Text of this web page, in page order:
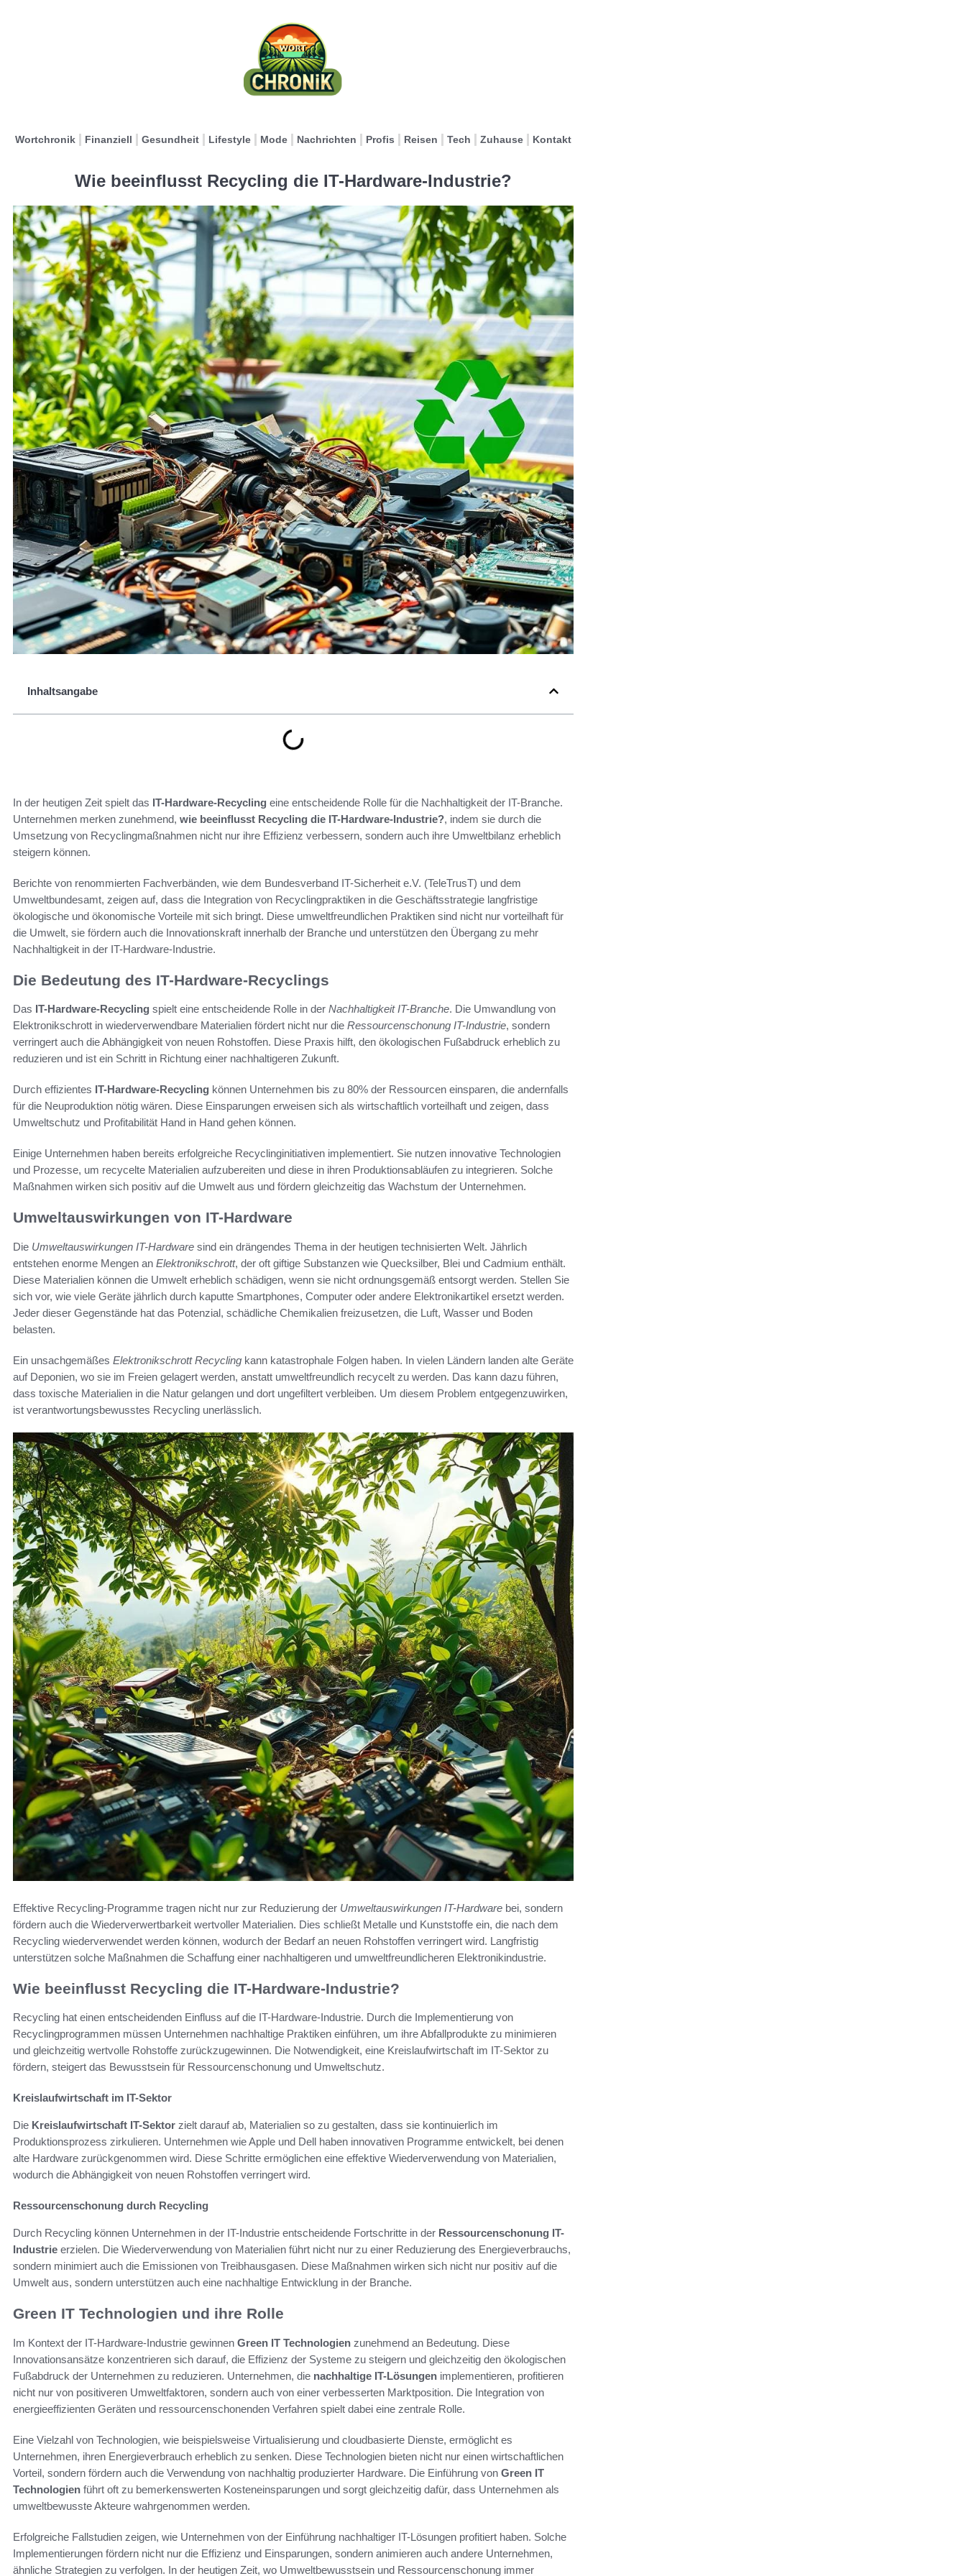
Wortchronik Finanziell Gesundheit Lifestyle Mode Nachrichten Profis Reisen Tech Zuhause Kontakt
Wie beeinflusst Recycling die IT-Hardware-Industrie?
Inhaltsangabe
In der heutigen Zeit spielt das IT-Hardware-Recycling eine entscheidende Rolle für die Nachhaltigkeit der IT-Branche.
Unternehmen merken zunehmend, wie beeinflusst Recycling die IT-Hardware-Industrie?, indem sie durch die
Umsetzung von Recyclingmaßnahmen nicht nur ihre Effizienz verbessern, sondern auch ihre Umweltbilanz erheblich
steigern können.
Berichte von renommierten Fachverbänden, wie dem Bundesverband IT-Sicherheit e.V. (TeleTrusT) und dem
Umweltbundesamt, zeigen auf, dass die Integration von Recyclingpraktiken in die Geschäftsstrategie langfristige
ökologische und ökonomische Vorteile mit sich bringt. Diese umweltfreundlichen Praktiken sind nicht nur vorteilhaft für
die Umwelt, sie fördern auch die Innovationskraft innerhalb der Branche und unterstützen den Übergang zu mehr
Nachhaltigkeit in der IT-Hardware-Industrie.
Die Bedeutung des IT-Hardware-Recyclings
Das IT-Hardware-Recycling spielt eine entscheidende Rolle in der Nachhaltigkeit IT-Branche. Die Umwandlung von
Elektronikschrott in wiederverwendbare Materialien fördert nicht nur die Ressourcenschonung IT-Industrie, sondern
verringert auch die Abhängigkeit von neuen Rohstoffen. Diese Praxis hilft, den ökologischen Fußabdruck erheblich zu
reduzieren und ist ein Schritt in Richtung einer nachhaltigeren Zukunft.
Durch effizientes IT-Hardware-Recycling können Unternehmen bis zu 80% der Ressourcen einsparen, die andernfalls
für die Neuproduktion nötig wären. Diese Einsparungen erweisen sich als wirtschaftlich vorteilhaft und zeigen, dass
Umweltschutz und Profitabilität Hand in Hand gehen können.
Einige Unternehmen haben bereits erfolgreiche Recyclinginitiativen implementiert. Sie nutzen innovative Technologien
und Prozesse, um recycelte Materialien aufzubereiten und diese in ihren Produktionsabläufen zu integrieren. Solche
Maßnahmen wirken sich positiv auf die Umwelt aus und fördern gleichzeitig das Wachstum der Unternehmen.
Umweltauswirkungen von IT-Hardware
Die Umweltauswirkungen IT-Hardware sind ein drängendes Thema in der heutigen technisierten Welt. Jährlich
entstehen enorme Mengen an Elektronikschrott, der oft giftige Substanzen wie Quecksilber, Blei und Cadmium enthält.
Diese Materialien können die Umwelt erheblich schädigen, wenn sie nicht ordnungsgemäß entsorgt werden. Stellen Sie
sich vor, wie viele Geräte jährlich durch kaputte Smartphones, Computer oder andere Elektronikartikel ersetzt werden.
Jeder dieser Gegenstände hat das Potenzial, schädliche Chemikalien freizusetzen, die Luft, Wasser und Boden
belasten.
Ein unsachgemäßes Elektronikschrott Recycling kann katastrophale Folgen haben. In vielen Ländern landen alte Geräte
auf Deponien, wo sie im Freien gelagert werden, anstatt umweltfreundlich recycelt zu werden. Das kann dazu führen,
dass toxische Materialien in die Natur gelangen und dort ungefiltert verbleiben. Um diesem Problem entgegenzuwirken,
ist verantwortungsbewusstes Recycling unerlässlich.
Effektive Recycling-Programme tragen nicht nur zur Reduzierung der Umweltauswirkungen IT-Hardware bei, sondern
fördern auch die Wiederverwertbarkeit wertvoller Materialien. Dies schließt Metalle und Kunststoffe ein, die nach dem
Recycling wiederverwendet werden können, wodurch der Bedarf an neuen Rohstoffen verringert wird. Langfristig
unterstützen solche Maßnahmen die Schaffung einer nachhaltigeren und umweltfreundlicheren Elektronikindustrie.
Wie beeinflusst Recycling die IT-Hardware-Industrie?
Recycling hat einen entscheidenden Einfluss auf die IT-Hardware-Industrie. Durch die Implementierung von
Recyclingprogrammen müssen Unternehmen nachhaltige Praktiken einführen, um ihre Abfallprodukte zu minimieren
und gleichzeitig wertvolle Rohstoffe zurückzugewinnen. Die Notwendigkeit, eine Kreislaufwirtschaft im IT-Sektor zu
fördern, steigert das Bewusstsein für Ressourcenschonung und Umweltschutz.
Kreislaufwirtschaft im IT-Sektor
Die Kreislaufwirtschaft IT-Sektor zielt darauf ab, Materialien so zu gestalten, dass sie kontinuierlich im
Produktionsprozess zirkulieren. Unternehmen wie Apple und Dell haben innovativen Programme entwickelt, bei denen
alte Hardware zurückgenommen wird. Diese Schritte ermöglichen eine effektive Wiederverwendung von Materialien,
wodurch die Abhängigkeit von neuen Rohstoffen verringert wird.
Ressourcenschonung durch Recycling
Durch Recycling können Unternehmen in der IT-Industrie entscheidende Fortschritte in der Ressourcenschonung IT-
Industrie erzielen. Die Wiederverwendung von Materialien führt nicht nur zu einer Reduzierung des Energieverbrauchs,
sondern minimiert auch die Emissionen von Treibhausgasen. Diese Maßnahmen wirken sich nicht nur positiv auf die
Umwelt aus, sondern unterstützen auch eine nachhaltige Entwicklung in der Branche.
Green IT Technologien und ihre Rolle
Im Kontext der IT-Hardware-Industrie gewinnen Green IT Technologien zunehmend an Bedeutung. Diese
Innovationsansätze konzentrieren sich darauf, die Effizienz der Systeme zu steigern und gleichzeitig den ökologischen
Fußabdruck der Unternehmen zu reduzieren. Unternehmen, die nachhaltige IT-Lösungen implementieren, profitieren
nicht nur von positiveren Umweltfaktoren, sondern auch von einer verbesserten Marktposition. Die Integration von
energieeffizienten Geräten und ressourcenschonenden Verfahren spielt dabei eine zentrale Rolle.
Eine Vielzahl von Technologien, wie beispielsweise Virtualisierung und cloudbasierte Dienste, ermöglicht es
Unternehmen, ihren Energieverbrauch erheblich zu senken. Diese Technologien bieten nicht nur einen wirtschaftlichen
Vorteil, sondern fördern auch die Verwendung von nachhaltig produzierter Hardware. Die Einführung von Green IT
Technologien führt oft zu bemerkenswerten Kosteneinsparungen und sorgt gleichzeitig dafür, dass Unternehmen als
umweltbewusste Akteure wahrgenommen werden.
Erfolgreiche Fallstudien zeigen, wie Unternehmen von der Einführung nachhaltiger IT-Lösungen profitiert haben. Solche
Implementierungen fördern nicht nur die Effizienz und Einsparungen, sondern animieren auch andere Unternehmen,
ähnliche Strategien zu verfolgen. In der heutigen Zeit, wo Umweltbewusstsein und Ressourcenschonung immer